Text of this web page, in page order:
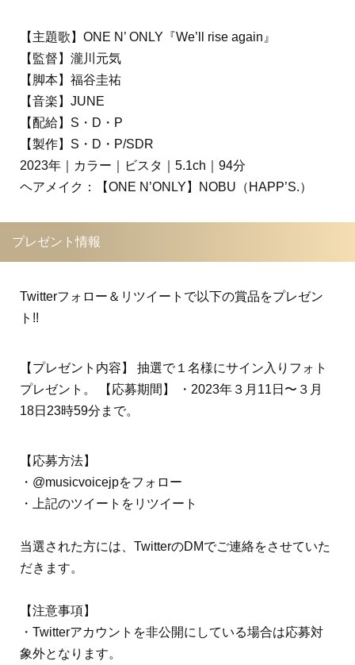
【主題歌】ONE N’ ONLY『We’ll rise again』
【監督】瀧川元気
【脚本】福谷圭祐
【音楽】JUNE
【配給】S・D・P
【製作】S・D・P/SDR
2023年｜カラー｜ビスタ｜5.1ch｜94分
ヘアメイク：【ONE N’ONLY】NOBU（HAPP’S.）
プレゼント情報
Twitterフォロー＆リツイートで以下の賞品をプレゼン
ト!!
【プレゼント内容】 抽選で１名様にサイン入りフォト
プレゼント。 【応募期間】 ・2023年３月11日〜３月
18日23時59分まで。
【応募方法】
・@musicvoicejpをフォロー
・上記のツイートをリツイート
当選された方には、TwitterのDMでご連絡をさせていた
だきます。
【注意事項】
・Twitterアカウントを非公開にしている場合は応募対
象外となります。